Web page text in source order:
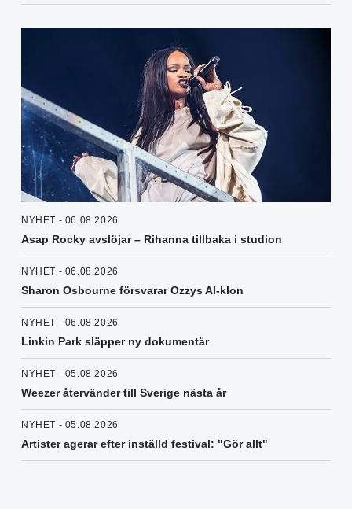
NYHET - 06.08.2026
Asap Rocky avslöjar – Rihanna tillbaka i studion
NYHET - 06.08.2026
Sharon Osbourne försvarar Ozzys AI-klon
NYHET - 06.08.2026
Linkin Park släpper ny dokumentär
NYHET - 05.08.2026
Weezer återvänder till Sverige nästa år
NYHET - 05.08.2026
Artister agerar efter inställd festival: "Gör allt"